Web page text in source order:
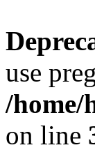
use
/home/
on line